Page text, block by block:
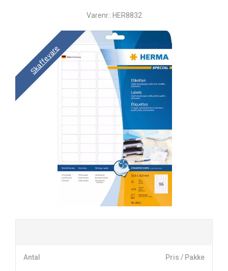
Varenr.: HER8832
Skaffevare
Antal Pris / Pakke